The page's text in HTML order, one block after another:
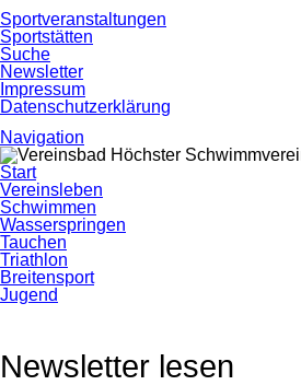
Sportveranstaltungen
Sportstätten
Suche
Newsletter
Impressum
Datenschutzerklärung
Navigation
Navigation
überspringen
Start
Vereinsleben
Schwimmen
Wasserspringen
Tauchen
Triathlon
Breitensport
Jugend
Newsletter lesen